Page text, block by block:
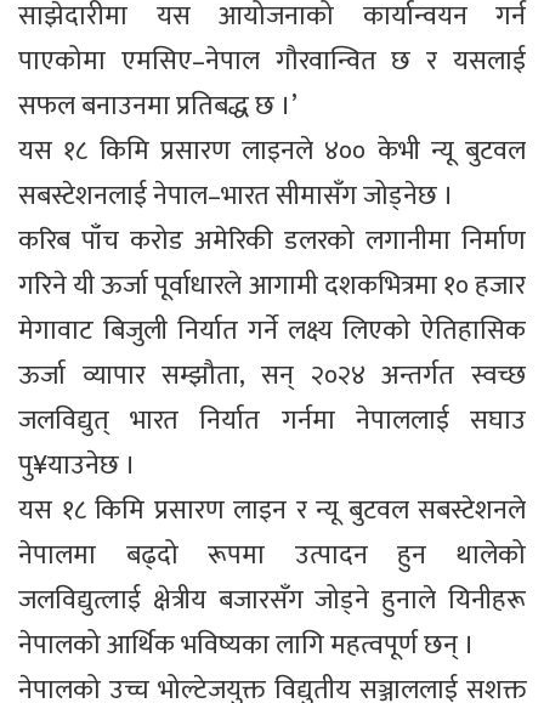
साझेदारीमा यस आयोजनाको कार्यान्वयन गर्न
पाएकोमा एमसिए–नेपाल गौरवान्वित छ र यसलाई
सफल बनाउनमा प्रतिबद्ध छ ।’
यस १८ किमि प्रसारण लाइनले ४०० केभी न्यू बुटवल
सबस्टेशनलाई नेपाल–भारत सीमासँग जोड्नेछ ।
करिब पाँच करोड अमेरिकी डलरको लगानीमा निर्माण
गरिने यी ऊर्जा पूर्वाधारले आगामी दशकभित्रमा १० हजार
मेगावाट बिजुली निर्यात गर्ने लक्ष्य लिएको ऐतिहासिक
ऊर्जा व्यापार सम्झौता, सन् २०२४ अन्तर्गत स्वच्छ
जलविद्युत् भारत निर्यात गर्नमा नेपाललाई सघाउ
पु¥याउनेछ ।
यस १८ किमि प्रसारण लाइन र न्यू बुटवल सबस्टेशनले
नेपालमा बढ्दो रूपमा उत्पादन हुन थालेको
जलविद्युत्लाई क्षेत्रीय बजारसँग जोड्ने हुनाले यिनीहरू
नेपालको आर्थिक भविष्यका लागि महत्वपूर्ण छन् ।
नेपालको उच्च भोल्टेजयुक्त विद्युतीय सञ्जाललाई सशक्त